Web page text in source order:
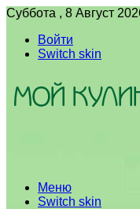
Суббота , 8 Август
Войти
Switch skin
Меню
Switch skin